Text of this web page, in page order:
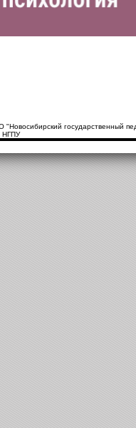
государственный
НГПУ